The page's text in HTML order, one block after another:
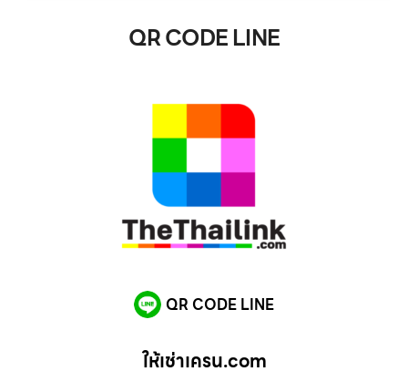
QR CODE LINE
QR CODE LINE
ให้เช่าเครน.com